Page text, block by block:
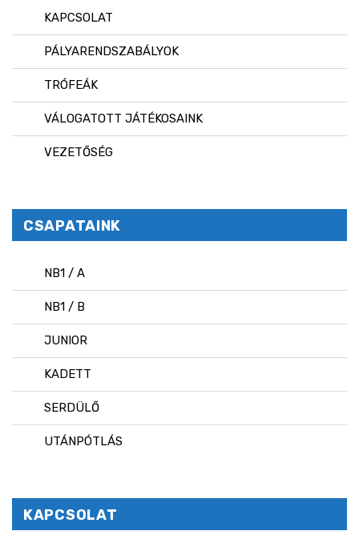
KAPCSOLAT
PÁLYARENDSZABÁLYOK
TRÓFEÁK
VÁLOGATOTT JÁTÉKOSAINK
VEZETŐSÉG
CSAPATAINK
NB1 / A
NB1 / B
JUNIOR
KADETT
SERDÜLŐ
UTÁNPÓTLÁS
KAPCSOLAT